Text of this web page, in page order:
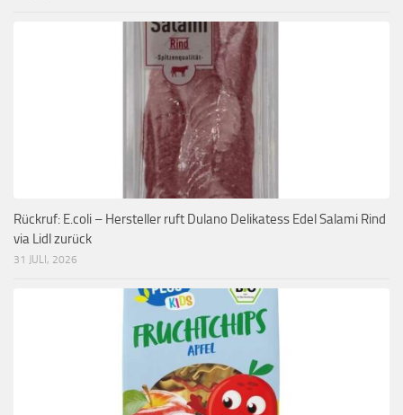
Rückruf: E.coli – Hersteller ruft Dulano Delikatess Edel Salami Rind
via Lidl zurück
31 JULI, 2026